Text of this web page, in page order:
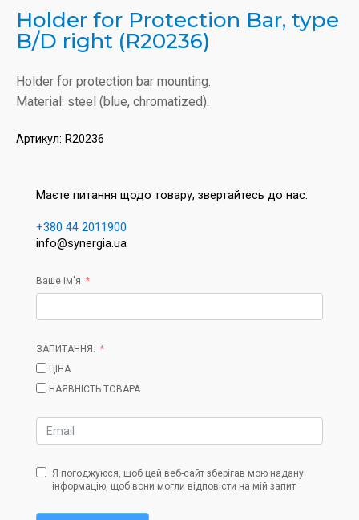
Holder for Protection Bar, type
B/D right (R20236)
Holder for protection bar mounting.
Material: steel (blue, chromatized).
Артикул: R20236
Маєте питання щодо товару, звертайтесь до нас:
+380 44 2011900
info@synergia.ua
Ваше ім'я
ЗАПИТАННЯ:
ЦІНА
НАЯВНІСТЬ ТОВАРА
Я погоджуюся, щоб цей веб-сайт зберігав мою надану
інформацію, щоб вони могли відповісти на мій запит